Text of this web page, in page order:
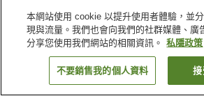
停車場
桑拿
水療/美容院
泳池
找客房
本網站使用 cookie 以提升使用者體驗，並
現與流量。我們也會向我們的社群媒體、廣
分享您使用我們網站的相關資訊。
私隱政策
不要銷售我的個人資料 接